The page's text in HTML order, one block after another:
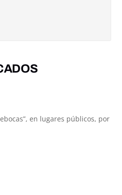
en lugares públicos, por